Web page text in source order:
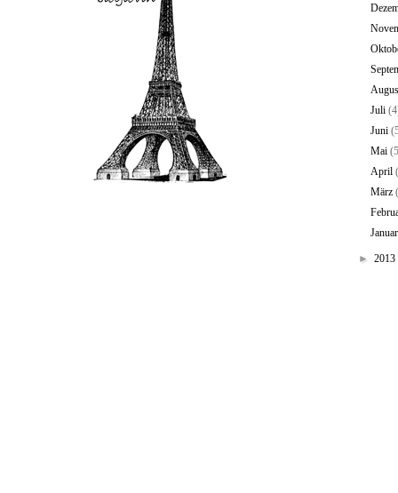
Juli
Juni
Mai
April
März
► 2013